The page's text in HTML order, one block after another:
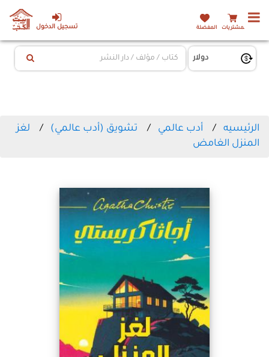
تسجيل الدخول المشتريات المفضلة
الرئيسيه أدب عالمي تشويق (أدب عالمي)
لغز
المنزل الغامض